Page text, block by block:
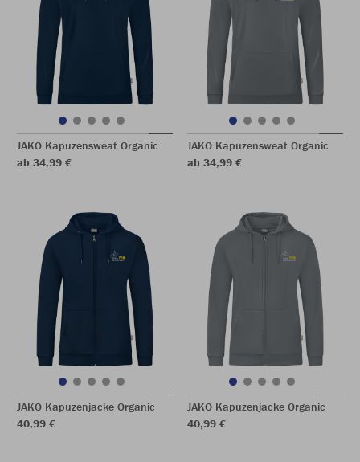
JAKO Kapuzensweat Organic
ab 34,99 €
JAKO Kapuzensweat Organic
ab 34,99 €
JAKO Kapuzenjacke Organic
40,99 €
JAKO Kapuzenjacke Organic
40,99 €